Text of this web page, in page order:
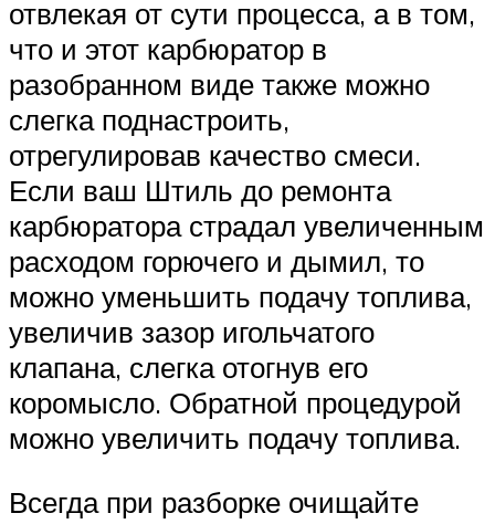
отвлекая от сути процесса, а в том,
что и этот карбюратор в
разобранном виде также можно
слегка поднастроить,
отрегулировав качество смеси.
Если ваш Штиль до ремонта
карбюратора страдал увеличенным
расходом горючего и дымил, то
можно уменьшить подачу топлива,
увеличив зазор игольчатого
клапана, слегка отогнув его
коромысло. Обратной процедурой
можно увеличить подачу топлива.
Всегда при разборке очищайте